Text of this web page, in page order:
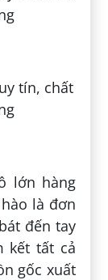
lớn hàng
là đơn
đến tay
kết tất cả
gốc xuất